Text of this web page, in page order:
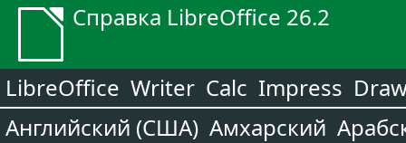
Справка LibreOffice 26.2
LibreOffice Writer Calc Impress
Английский (США) Амхарский